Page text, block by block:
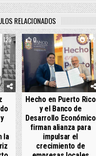
RELACIONADOS
129
la
0 122
Hecho en Puerto Rico
y el Banco de
Desarrollo Económico
firman alianza para
impulsar el
crecimiento de